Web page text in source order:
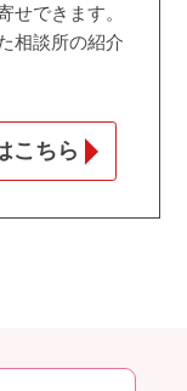
せできます。
相談所の紹介
こちら